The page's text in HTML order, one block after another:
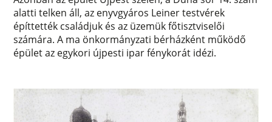
alatti telken áll, az enyvgyáros Leiner testvérek
építtették családjuk és az üzemük főtisztviselői
számára. A ma önkormányzati bérházként működő
épület az egykori újpesti ipar fénykorát idézi.